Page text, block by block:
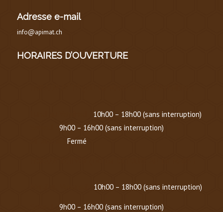
Adresse e-mail
info@apimat.ch
HORAIRES D’OUVERTURE
10h00 – 18h00 (sans interruption)
9h00 – 16h00 (sans interruption)
Fermé
10h00 – 18h00 (sans interruption)
9h00 – 16h00 (sans interruption)